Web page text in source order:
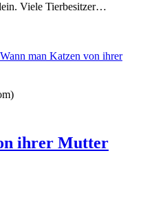
Viele Tierbesitzer…
ihrer Mutter